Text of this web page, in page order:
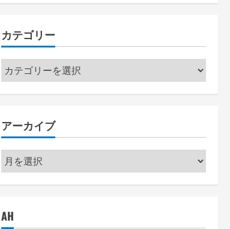
カテゴリー
カ
テ
ー
アーカイブ
ア
ー
ブ
AH